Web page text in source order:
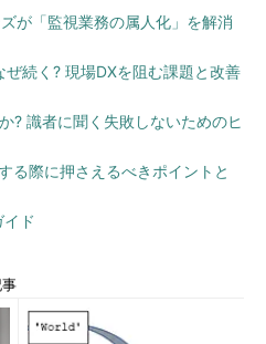
が「監視業務の属人化」を解消
続く? 現場DXを阻む課題と改善
? 識者に聞く失敗しないためのヒ
る際に押さえるべきポイントと
ド